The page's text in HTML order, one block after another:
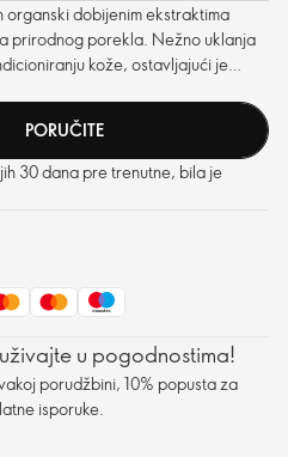
organski dobijenim ekstraktima
prirodnog porekla. Nežno uklanja
kože, ostavljajući je
mirisnom.
PORUČITE
30 dana pre trenutne, bila je
u pogodnostima!
porudžbini, 10% popusta za
isporuke.